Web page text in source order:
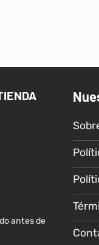
antes de